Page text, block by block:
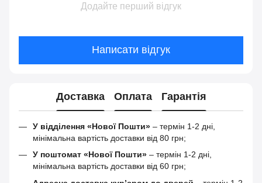
Додайте перший відгук
Написати відгук
Доставка Оплата Гарантія
У відділення «Нової Пошти» – термін 1-2 дні,
мінімальна вартість доставки від 80 грн;
У поштомат «Нової Пошти» – термін 1-2 дні,
мінімальна вартість доставки від 60 грн;